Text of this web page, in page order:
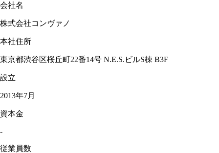
会社名
株式会社コンヴァノ
本社住所
東京都渋谷区桜丘町22番14号 N.E.S.ビルS棟 B3F
設立
2013年7月
資本金
-
従業員数